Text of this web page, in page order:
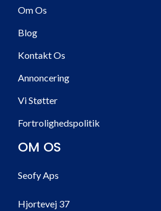
Om Os
Blog
Kontakt Os
Annoncering
Vi Støtter
Fortrolighedspolitik
OM OS
Seofy Aps
Hjortevej 37